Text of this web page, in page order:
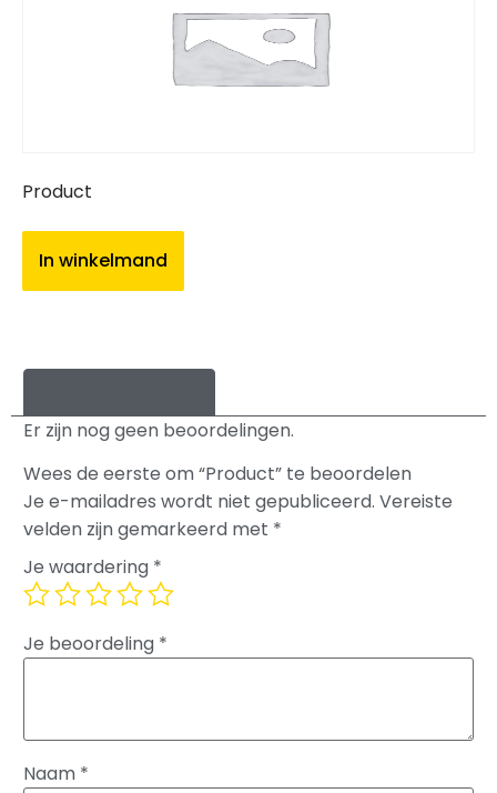
Product
In winkelmand
Er zijn nog geen beoordelingen.
Wees de eerste om “Product” te beoordelen
Je e-mailadres wordt niet gepubliceerd. Vereiste
velden zijn gemarkeerd met *
Je waardering *
Je beoordeling *
Naam *